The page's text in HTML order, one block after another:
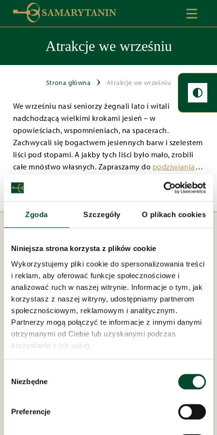
Zgoda Szczegóły O plikach cookies
Niniejsza strona korzysta z plików cookie
Wykorzystujemy pliki cookie do spersonalizowania treści
i reklam, aby oferować funkcje społecznościowe i
analizować ruch w naszej witrynie. Informacje o tym, jak
korzystasz z naszej witryny, udostępniamy partnerom
społecznościowym, reklamowym i analitycznym.
Partnerzy mogą połączyć te informacje z innymi danymi
otrzymanymi od Ciebie lub uzyskanymi podczas
korzystania z ich usług.
zgody
Niezbędne
Preferencje
Atrakcje we wrześniu
Strona główna Atrakcje we wrześniu
We wrześniu nasi seniorzy żegnali lato i witali
nadchodzącą wielkimi krokami jesień – w
opowieściach, wspomnieniach, na spacerach.
Zachwycali się bogactwem jesiennych barw i szelestem
liści pod stopami. A jakby tych liści było mało, zrobili
całe mnóstwo własnych. Zapraszamy do podziwiania…
Pod zarządem: